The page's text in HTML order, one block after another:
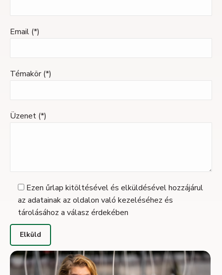
Email (*)
Témakör (*)
Üzenet (*)
Ezen űrlap kitöltésével és elküldésével hozzájárul
az adatainak az oldalon való kezeléséhez és
tárolásához a válasz érdekében